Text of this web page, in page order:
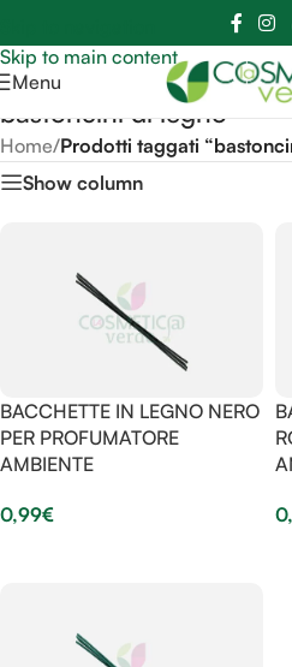
Skip to main content
Sei hai domande contattaci 📲
Menu
bastoncini di legno
Home/Prodotti taggati
Show column
BACCHETTE IN LEGNO NERO
PER PROFUMATORE
AMBIENTE
0,99€